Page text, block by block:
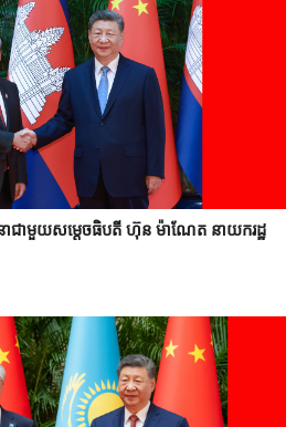
ជាមួយសម្តេចធិបតី ហ៊ុន ម៉ាណែត នាយករដ្ឋ